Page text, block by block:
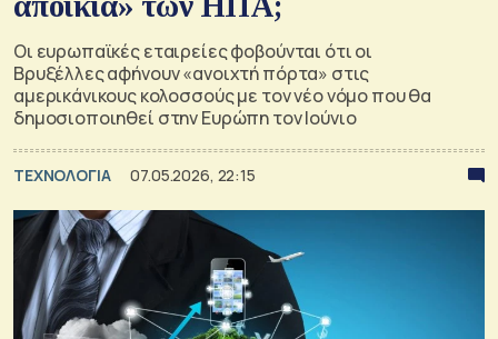
Οι ευρωπαϊκές εταιρείες φοβούνται ότι οι
Βρυξέλλες αφήνουν «ανοιχτή πόρτα» στις
αμερικάνικους κολοσσούς με τον νέο νόμο που θα
δημοσιοποιηθεί στην Ευρώπη τον Ιούνιο
ΤΕΧΝΟΛΟΓΙΑ 07.05.2026, 22:15